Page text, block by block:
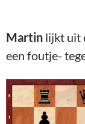
Martin lijkt uit
een foutje-